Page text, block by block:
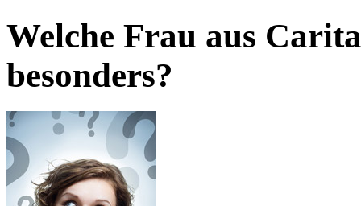
Welche Frau aus
besonders?